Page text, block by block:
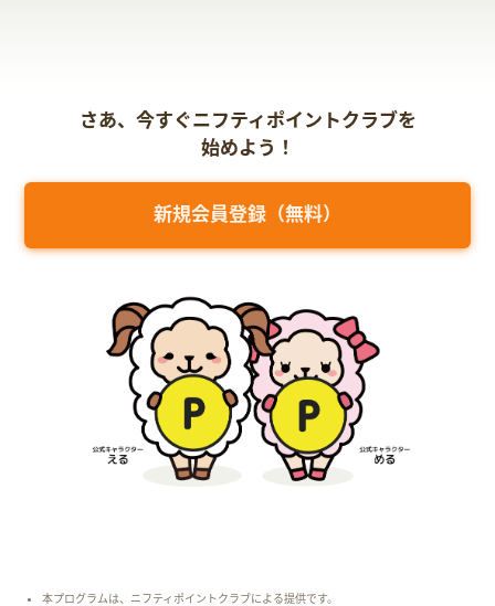
さあ、今すぐニフティポイントクラブを
始めよう！
新規会員登録（無料）
本プログラムは、ニフティポイントクラブによる提供です。